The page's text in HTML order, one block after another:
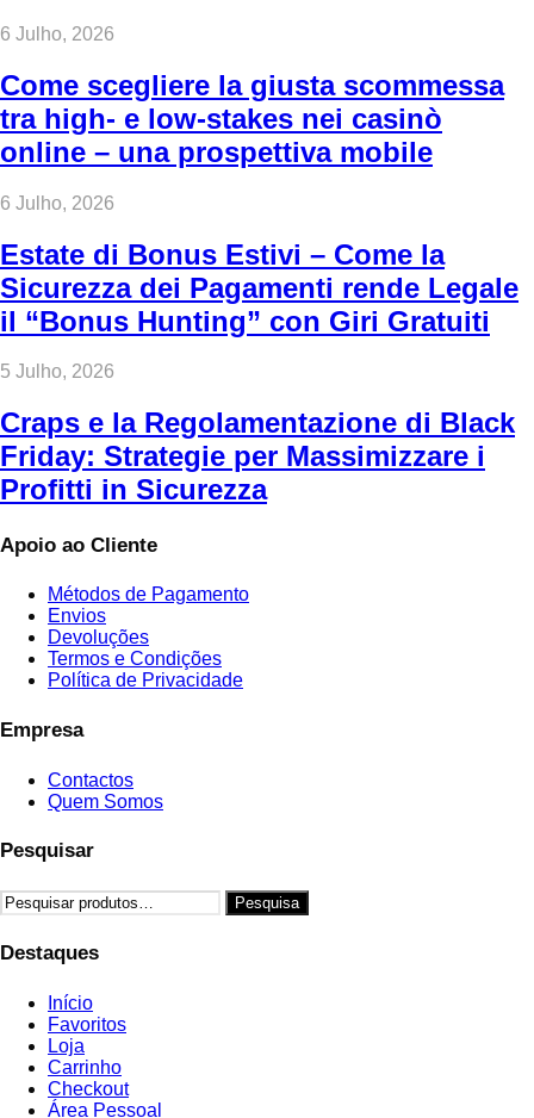
6 Julho, 2026
Come scegliere la giusta scommessa
tra high‑ e low‑stakes nei casinò
online – una prospettiva mobile
6 Julho, 2026
Estate di Bonus Estivi – Come la
Sicurezza dei Pagamenti rende Legale
il “Bonus Hunting” con Giri Gratuiti
5 Julho, 2026
Craps e la Regolamentazione di Black
Friday: Strategie per Massimizzare i
Profitti in Sicurezza
Apoio ao Cliente
Métodos de Pagamento
Envios
Devoluções
Termos e Condições
Política de Privacidade
Empresa
Contactos
Quem Somos
Pesquisar
Pesquisar
por:
Pesquisa
Destaques
Início
Favoritos
Loja
Carrinho
Checkout
Área Pessoal